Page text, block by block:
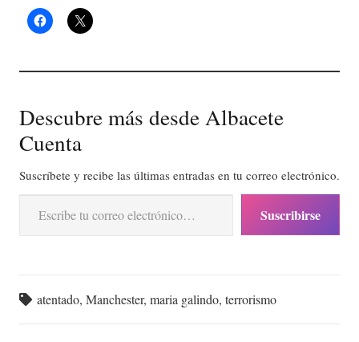
Descubre más desde Albacete
Cuenta
Suscríbete y recibe las últimas entradas en tu correo electrónico.
Escribe tu correo electrónico…
Suscribirse
atentado,Manchester,maria galindo,terrorismo